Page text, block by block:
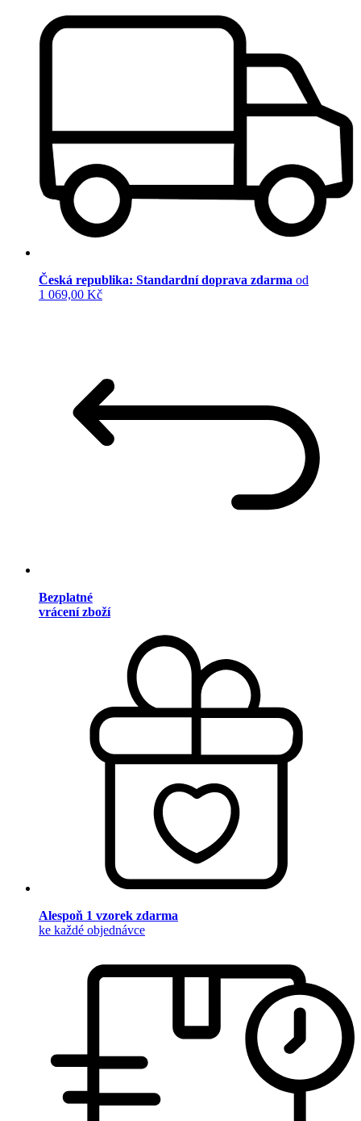
Česká republika: Standardní doprava zdarma od
1 069,00 Kč
Bezplatné
vrácení zboží
Alespoň 1 vzorek zdarma
ke každé objednávce